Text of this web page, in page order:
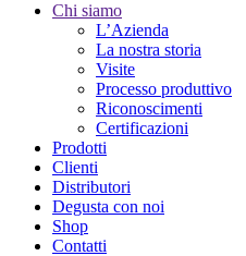
Chi siamo
L’Azienda
La nostra storia
Visite
Processo produttivo
Riconoscimenti
Certificazioni
Prodotti
Clienti
Distributori
Degusta con noi
Shop
Contatti